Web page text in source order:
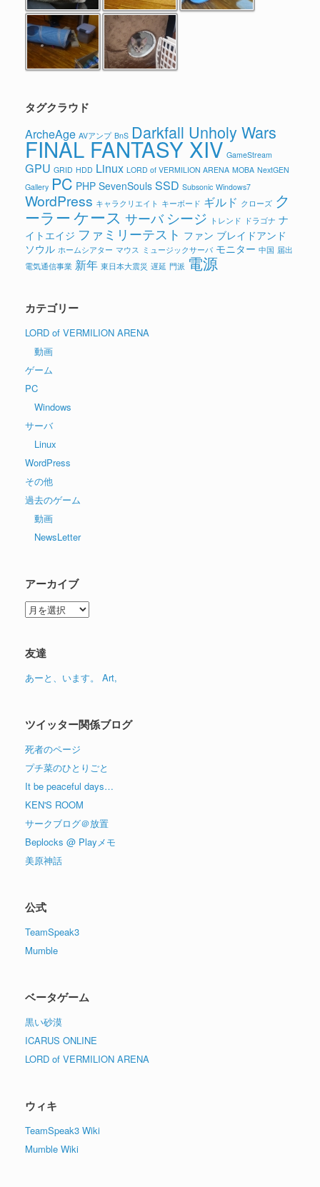
タグクラウド
ArcheAge AVアンプ BnS Darkfall Unholy Wars
FINAL FANTASY XIV GameStream
GPU GRID HDD Linux LORD of VERMILION ARENA MOBA NextGEN
Gallery PC PHP SevenSouls SSD Subsonic Windows7
WordPress キャラクリエイト キーボード ギルド クローズ ク
ーラーケース サーバ シージ トレンド ドラゴナ ナ
イトエイジ ファミリーテスト ファン ブレイドアンド
ソウル ホームシアター マウス ミュージックサーバ モニター 中国 届出
電気通信事業 新年 東日本大震災 遅延 門派 電源
カテゴリー
LORD of VERMILION ARENA
動画
ゲーム
PC
Windows
サーバ
Linux
WordPress
その他
過去のゲーム
動画
NewsLetter
アーカイブ
ア
ー
イ
ブ
友達
あーと、います。 Art,
ツイッター関係ブログ
死者のページ
プチ菜のひとりごと
It be peaceful days…
KEN'S ROOM
サークブログ＠放置
Beplocks @ Playメモ
美原神話
公式
TeamSpeak3
Mumble
ベータゲーム
黒い砂漠
ICARUS ONLINE
LORD of VERMILION ARENA
ウィキ
TeamSpeak3 Wiki
Mumble Wiki